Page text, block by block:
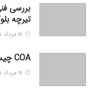
بررسی
تیرچه
COA چیست و چرا بدون آن نباید ماده شیمیایی خرید؟